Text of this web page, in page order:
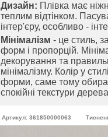
Дизайн: Плівка має
теплим відтінком.
інтер'єру, особливо -
Мінімалізм - це стиль,
форм і пропорцій.
декорування та
мінімалізму. Колір у
форми, саме тому
спокійні текстури
Артикул: 361850000063